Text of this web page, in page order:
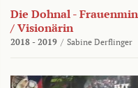
Die Dohnal -
/ Visionärin
2018 - 2019 / Sabine Derflinger